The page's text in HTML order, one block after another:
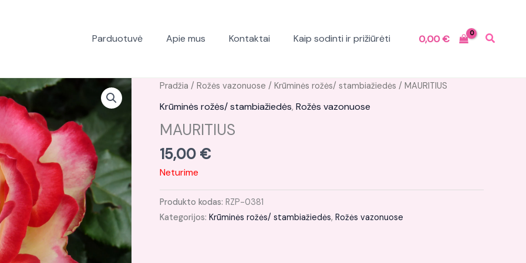
Parduotuvė Apie mus Kontaktai Kaip sodinti ir prižiūrėti 0,00€
Pradžia / Rožės vazonuose / Krūminės rožės/ stambiažiedės / MAURITIUS
Krūminės rožės/ stambiažiedės, Rožės vazonuose
MAURITIUS
15,00 €
Neturime
Produkto kodas: RZP-0381
Kategorijos: Krūminės rožės/ stambiažiedės, Rožės vazonuose